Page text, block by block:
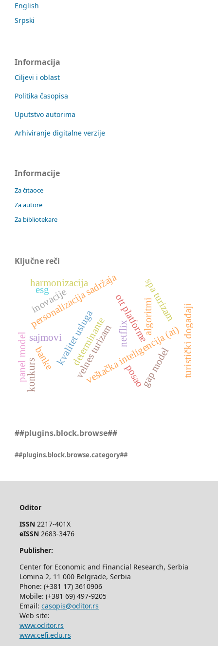
English
Srpski
Informacija
Ciljevi i oblast
Politika časopisa
Uputstvo autorima
Arhiviranje digitalne verzije
Informacije
Za čitaoce
Za autore
Za bibliotekare
Ključne reči
ott platforme
veštačka inteligencija (ai)
netflix algoritmi
personalizacija sadržaja
velnes turizam
spa turizam
kvalitet usluga
gap model
sajmovi turistički događaji
harmonizacija
panel model determinante
banke
konkurs posao
inovacije
esg
##plugins.block.browse##
##plugins.block.browse.category##
Oditor
ISSN 2217-401X
eISSN 2683-3476
Publisher:
Center for Economic and Financial Research, Serbia
Lomina 2, 11 000 Belgrade, Serbia
Phone: (+381 17) 3610906
Mobile: (+381 69) 497-9205
Email: casopis@oditor.rs
Web site:
www.oditor.rs
www.cefi.edu.rs